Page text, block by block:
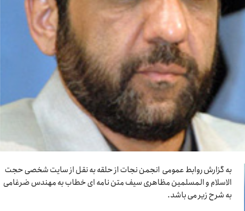
به گزارش روابط عمومی انجمن نجات از حلقه به نقل از سایت شخصی حجت
الاسلام و المسلمین مظاهری سیف متن نامه ای خطاب به مهندس ضرغامی
به شرح زیر می باشد.